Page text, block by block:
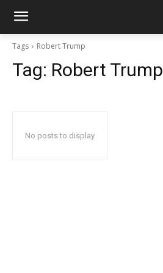
Tags Robert Trump
Tag: Robert Trump
No posts to display